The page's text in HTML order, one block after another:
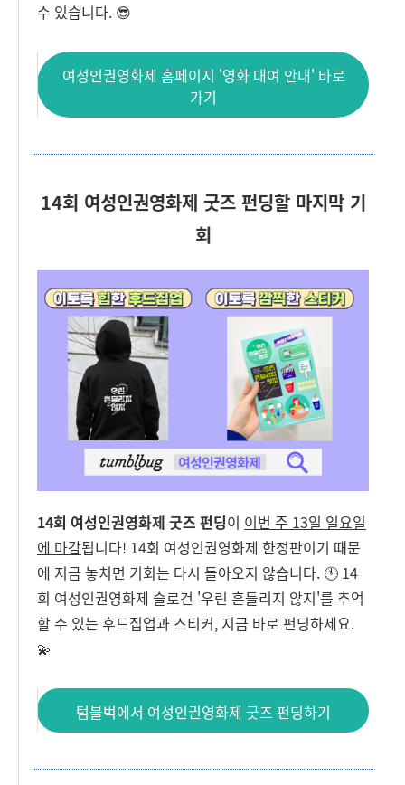
수 있습니다. 😎
여성인권영화제 홈페이지 '영화 대여 안내' 바로
가기
14회 여성인권영화제 굿즈 펀딩할 마지막 기
회
14회 여성인권영화제 굿즈 펀딩이 이번 주 13일 일요일
에 마감됩니다! 14회 여성인권영화제 한정판이기 때문
에 지금 놓치면 기회는 다시 돌아오지 않습니다. 🕚 14
회 여성인권영화제 슬로건 '우린 흔들리지 않지'를 추억
할 수 있는 후드집업과 스티커, 지금 바로 펀딩하세요.
💫
텀블벅에서 여성인권영화제 굿즈 펀딩하기